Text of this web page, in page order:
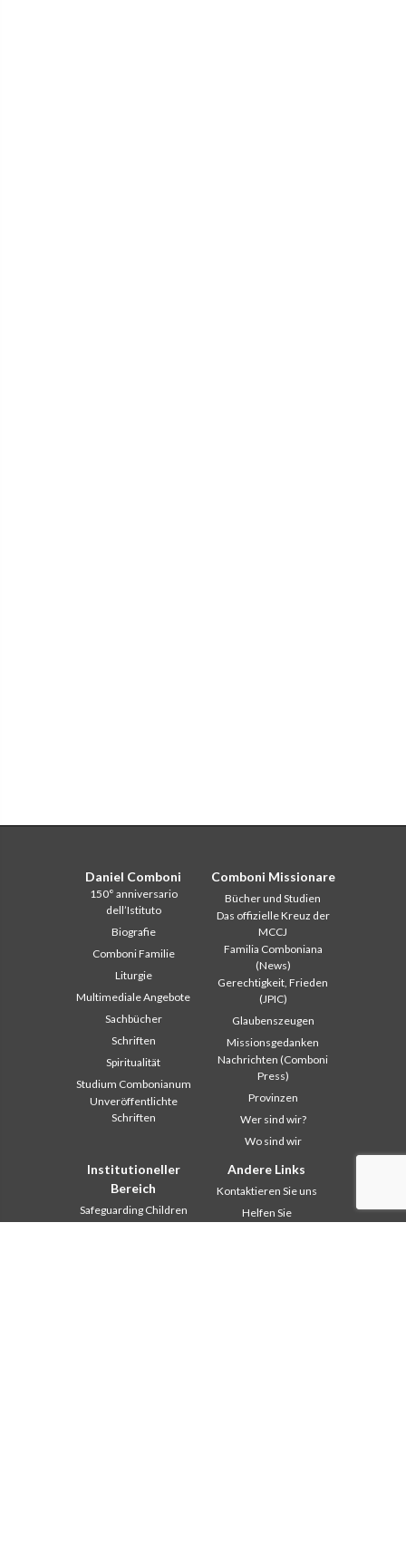
Daniel Comboni
150° anniversario
dell’Istituto
Biografie
Comboni Familie
Liturgie
Multimediale Angebote
Sachbücher
Schriften
Spiritualität
Studium Combonianum
Unveröffentlichte
Schriften
Comboni Missionare
Bücher und Studien
Das offizielle Kreuz der
MCCJ
Familia Comboniana
(News)
Gerechtigkeit, Frieden
(JPIC)
Glaubenszeugen
Missionsgedanken
Nachrichten (Comboni
Press)
Provinzen
Wer sind wir?
Wo sind wir
Institutioneller
Bereich
Safeguarding Children
Andere Links
Kontaktieren Sie uns
Helfen Sie